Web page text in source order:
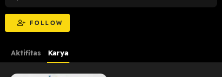
FOLLOW
Aktifitas Karya